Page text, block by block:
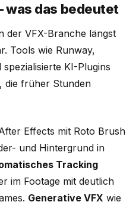
was das bedeutet
der VFX-Branche längst
Tools wie Runway,
KI-Plugins
die früher Stunden
Effects mit Roto Brush
und Hintergrund in
Tracking
im Footage mit deutlich
Generative VFX wie